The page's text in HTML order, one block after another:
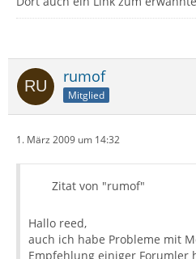
rumof
Mitglied
1. März 2009 um 14:32
Zitat von "rumof"
Hallo reed,
auch ich habe Probleme mit
Empfehlung einiger Forumler